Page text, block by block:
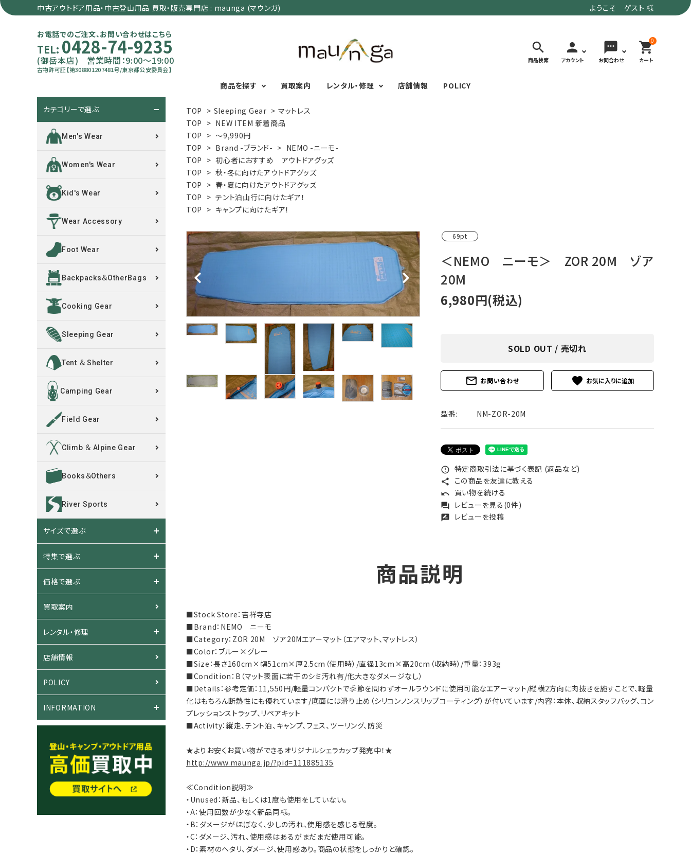
中古アウトドア用品・中古登山用品 買取・販売専門店 : maunga (マウンガ) ようこそ ゲスト 様
お電話でのご注文、お問い合わせはこちら
TEL: 0428-74-9235
(御岳本店) 営業時間：9:00～19:00
古物許可証【第308801207481号/東京都公安委員会】
search
商品検索
person
アカウント
sms
お問合わせ
0
shopping_cart
カート
商品を探す
カテゴリーで選ぶ
Men's Wear
Women's Wear
Kid's Wear
Wear Accessory
Foot Wear
OtherBags
Field Gear
Climb ＆ Alpine
Gear
Books＆Others
River Sports
サイズで選ぶ
MENS
XXSXSSMLXL
春・夏に向けたアウトドアグ
ッズ
冬期・雪山に向けたウェア・
ギア
テント泊山行に向けたギ
ア！
沢登りに向けたウェア・ギ
ア！
トレイルラン向けウェア・ギ
ミリタリーライン・ミリタリー
買取案内 レンタル・修理 店舗情報 POLICY
レンタル・修理
INFORMATION
ACCOUNT MENU
ようこそ ゲスト 様
ログイン
TOP > Sleeping Gear > マットレス
TOP > NEW ITEM 新着商品
TOP > ～9,990円
TOP > Brand -ブランド- > NEMO -ニーモ-
TOP > 初心者におすすめ アウトドアグッズ
TOP > 秋・冬に向けたアウトドアグッズ
TOP > 春・夏に向けたアウトドアグッズ
TOP > テント泊山行に向けたギア！
TOP > キャンプに向けたギア！
69pt
＜NEMO ニーモ＞ ZOR 20M ゾア
20M
6,980円(税込)
SOLD OUT / 売切れ
mail_outline お問い合わせ favorite
型番: NM-ZOR-20M
error_outline 特定商取引法に基づく表記 (返品など)
share この商品を友達に教える
undo 買い物を続ける
forum レビューを見る(0件)
rate_review レビューを投稿
商品説明
■Stock Store：吉祥寺店
■Brand：NEMO ニーモ
■Category：ZOR 20M ゾア20Mエアーマット（エアマット、マットレス）
■Color：ブルー×グレー
■Size：長さ160cm×幅51cm×厚2.5cm（使用時）/直径13cm×高20cm（収納時）/重量：393g
■Condition：B（マット表面に若干のシミ汚れ有/他大きなダメージなし）
■Details：参考定価：11,550円/軽量コンパクトで季節を問わずオールラウンドに使用可能なエアーマット/縦横2方向に肉抜きを施すことで、軽量
化はもちろん断熱性にも優れています/底面には滑り止め（シリコンノンスリップコーティング）が付いています/内容：本体、収納スタッフバッグ、コン
プレッションストラップ、リペアキット
■Activity：縦走、テント泊、キャンプ、フェス、ツーリング、防災
★よりお安くお買い物ができるオリジナルシェラカップ発売中！★
http://www.maunga.jp/?pid=111885135
≪Condition説明≫
・Unused：新品、もしくは1度も使用をしていない。
・A：使用回数が少なく新品同様。
・B：ダメージがほぼなく、少しの汚れ、使用感を感じる程度。
・C：ダメージ、汚れ、使用感はあるがまだまだ使用可能。
・D：素材のヘタリ、ダメージ、使用感あり。商品の状態をしっかりと確認。
カテゴリーで選ぶ
Men's Wear
Women's Wear
Kid's Wear
Wear Accessory
Foot Wear
Backpacks＆OtherBags
Cooking Gear
Sleeping Gear
Tent ＆ Shelter
Camping Gear
Field Gear
Climb ＆ Alpine Gear
Books＆Others
River Sports
サイズで選ぶ
特集で選ぶ
価格で選ぶ
買取案内
レンタル・修理
店舗情報
POLICY
INFORMATION